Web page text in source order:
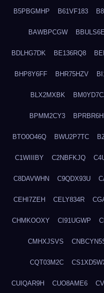
B5PBGMHP B61VF183
BAWBPCGW
BDLHG7DK BE136RQ8
BHP8Y6FF BHR75HZV
BLX2MXBK
BPMM2CY3
BTO0O46Q BWU2P7TC
C1WIIIBY C2NBFKJQ
C8DAVWHN C9QDX93U
CEHI7ZEH CELY834R
CHMKOOXY CI91UGWP
CMHXJSVS
CQT03M2C
CUIQAR9H CUO8AME6